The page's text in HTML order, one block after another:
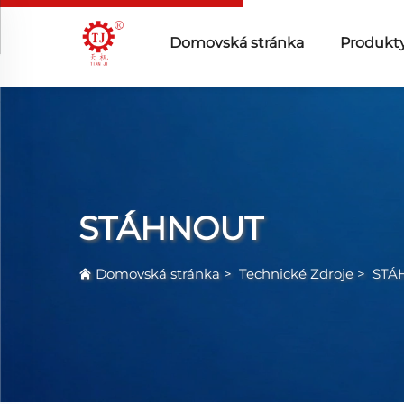
Domovská stránka
STÁHNOUT
Domovská stránka> Technické Zdroje >